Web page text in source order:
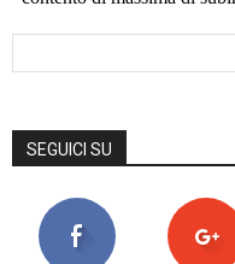
SEGUICI SU